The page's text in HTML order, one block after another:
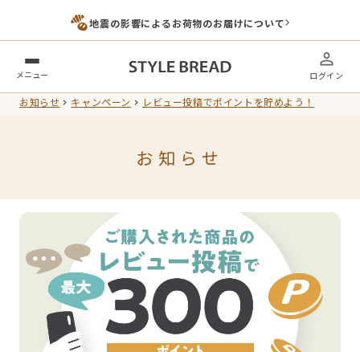
地震の影響によるお荷物のお届けについて
メニュー ログイン
お知らせ キャンペーン レビュー投稿でポイントを貯めよう！
お知らせ